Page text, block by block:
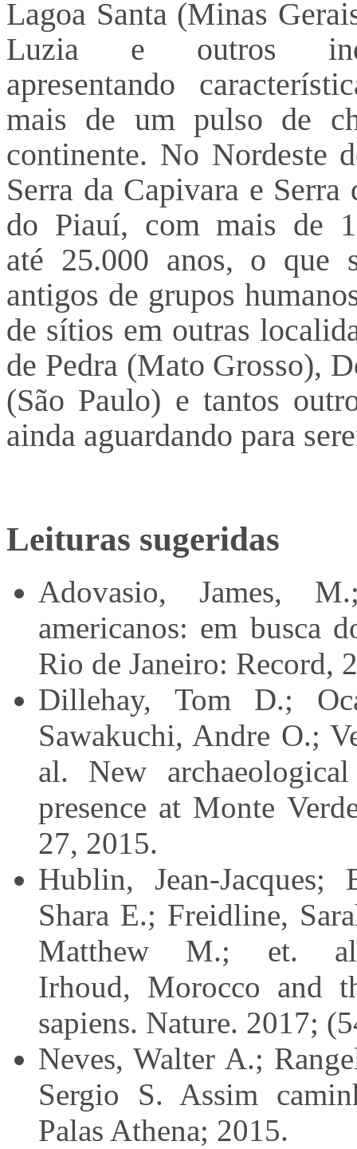
Lagoa Santa (Minas
Luzia e outros
apresentando
mais de um pulso de
continente. No Nordeste
Serra da Capivara e Serra
do Piauí, com mais de
até 25.000 anos, o que
antigos de grupos
de sítios em outras
de Pedra (Mato Grosso),
(São Paulo) e tantos
ainda aguardando para
Leituras sugeridas
Adovasio, James,
americanos: em busca
Rio de Janeiro: Record,
Dillehay, Tom D.;
Sawakuchi, Andre O.;
al. New
presence at Monte
27, 2015.
Hublin, Jean-Jacques;
Shara E.; Freidline,
Matthew M.; et.
Irhoud, Morocco and
sapiens. Nature. 2017;
Neves, Walter A.;
Sergio S. Assim
Palas Athena; 2015.